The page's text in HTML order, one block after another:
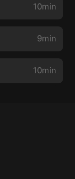
10min
9min
10min